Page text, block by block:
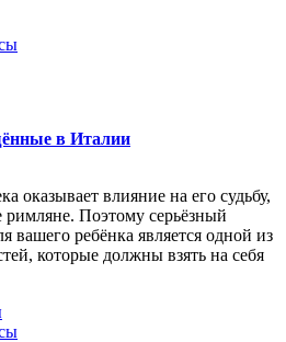
в Италии
оказывает влияние на его судьбу,
римляне. Поэтому серьёзный
вашего ребёнка является одной из
которые должны взять на себя